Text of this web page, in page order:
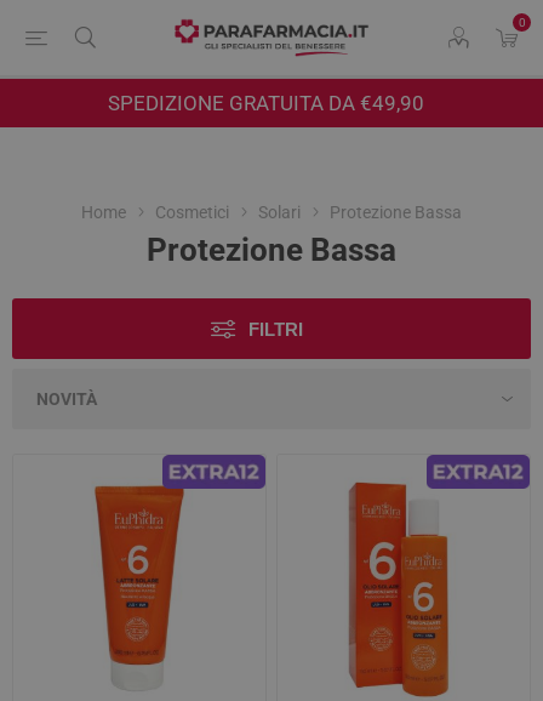
0
SPEDIZIONE GRATUITA DA €49,90
Home Cosmetici Solari Protezione Bassa
Protezione Bassa
FILTRI